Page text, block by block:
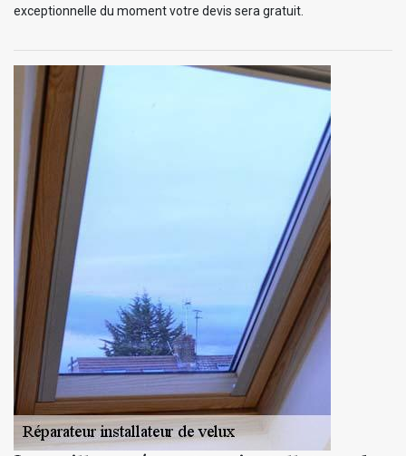
exceptionnelle du moment votre devis sera gratuit.